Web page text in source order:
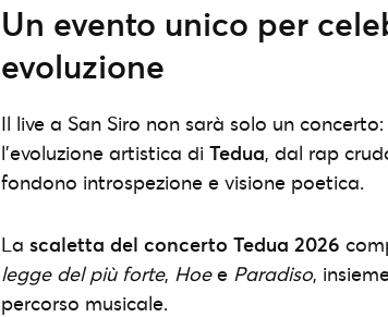
Un evento unico per
evoluzione
Il live a San Siro non sarà solo un
l’evoluzione artistica di Tedua, dal rap
fondono introspezione e visione poetica.
La scaletta del concerto Tedua 2026
legge del più forte, Hoee Paradiso,
percorso musicale.